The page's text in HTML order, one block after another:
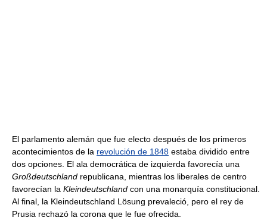
El parlamento alemán que fue electo después de los primeros
acontecimientos de la revolución de 1848 estaba dividido entre
dos opciones. El ala democrática de izquierda favorecía una
Großdeutschland republicana, mientras los liberales de centro
favorecían la Kleindeutschland con una monarquía constitucional.
Al final, la Kleindeutschland Lösung prevaleció, pero el rey de
Prusia rechazó la corona que le fue ofrecida.